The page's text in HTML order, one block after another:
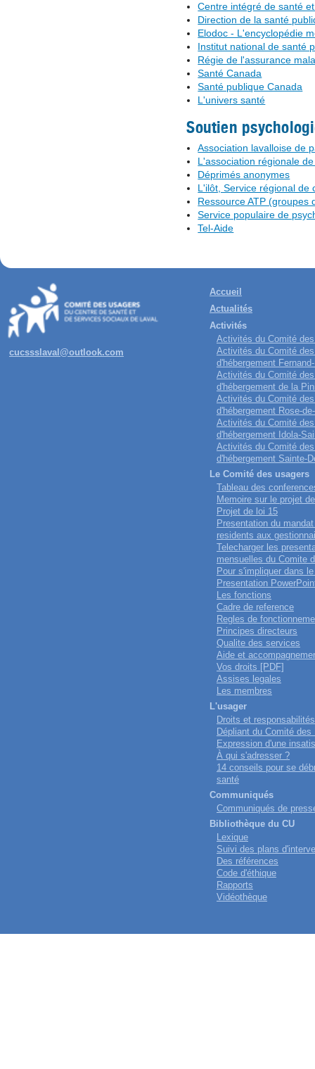
Centre intégré de santé
Direction de la santé
Elodoc - L'encyclopédie
Institut national de santé
Régie de l'assurance
Santé Canada
Santé publique Canada
L'univers santé
Soutien
Association lavalloise de
L'association régionale
Déprimés anonymes
L'ilôt, Service régional de
Ressource ATP
Service populaire de
Tel-Aide
cucssslaval@outlook.com
Accueil
Actualités
Activités
Activités du Comité
Activités du Comité
d'hébergement
Activités du Comité
d'hébergement de la
Activités du Comité
d'hébergement Rose-
Activités du Comité
d'hébergement Idola-
Activités du Comité
d'hébergement Sainte-
Le Comité des usagers
Tableau des
Memoire sur le projet
Projet de loi 15
Presentation du
residents aux
Telecharger les
mensuelles du Comite
Pour s'impliquer dans
Presentation
Les fonctions
Cadre de reference
Regles de
Principes directeurs
Qualite des services
Aide et
Vos droits [PDF]
Assises legales
Les membres
L'usager
Droits et responsabilités
Dépliant du Comité
Expression d'une
À qui s'adresser ?
14 conseils pour se
santé
Communiqués
Communiqués de
Bibliothèque du CU
Lexique
Suivi des plans
Des références
Code d'éthique
Rapports
Vidéothèque